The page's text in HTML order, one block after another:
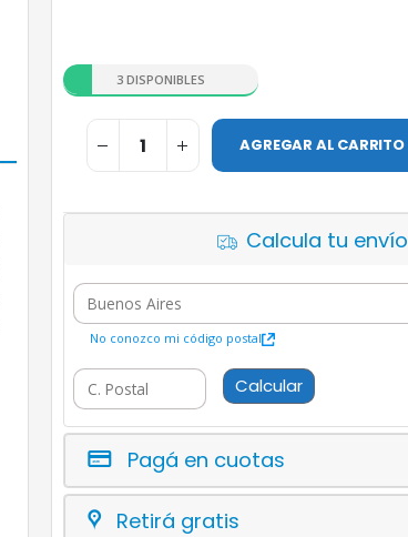
3 DISPONIBLES
AGREGAR AL CARRITO
Calcula tu envío
No conozco mi código postal
Calcular
Pagá en cuotas
Retirá gratis